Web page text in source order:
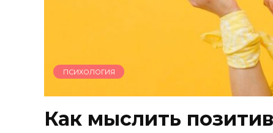
ПСИХОЛОГИЯ
Как мыслить